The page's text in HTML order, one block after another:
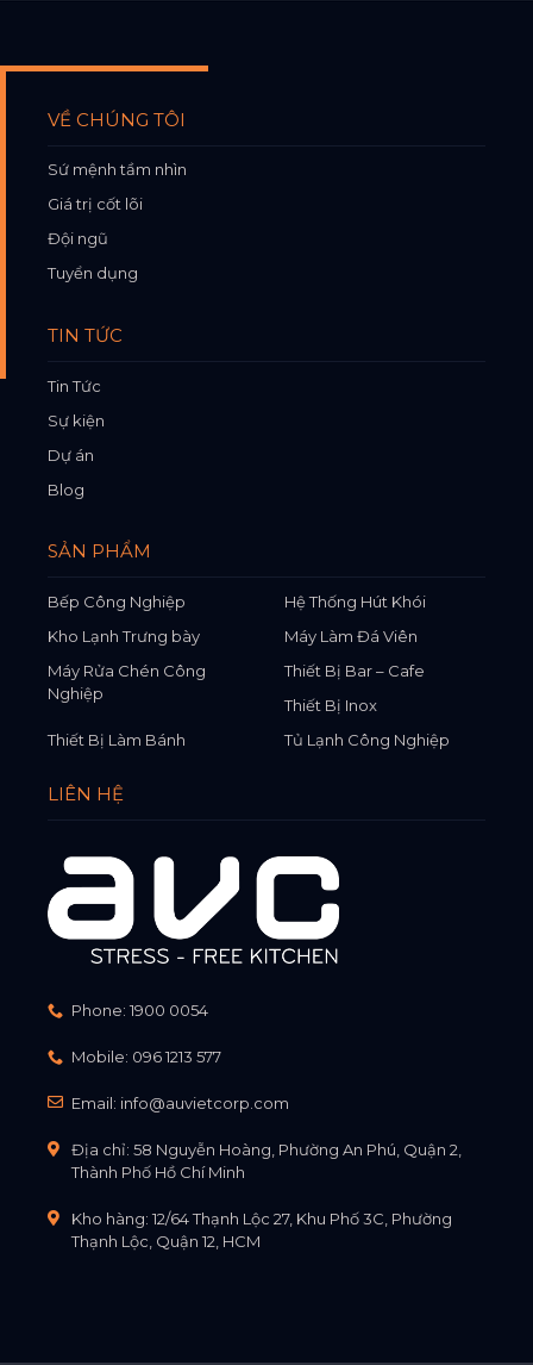
VỀ CHÚNG TÔI
Sứ mệnh tầm nhìn
Giá trị cốt lõi
Đội ngũ
Tuyển dụng
TIN TỨC
Tin Tức
Sự kiện
Dự án
Blog
SẢN PHẨM
Bếp Công Nghiệp
Hệ Thống Hút Khói
Kho Lạnh Trưng bày
Máy Làm Đá Viên
Máy Rửa Chén Công
Nghiệp
Thiết Bị Bar – Cafe
Thiết Bị Inox
Thiết Bị Làm Bánh
Tủ Lạnh Công Nghiệp
LIÊN HỆ
Phone: 1900 0054
Mobile: 096 1213 577
Email: info@auvietcorp.com
Địa chỉ: 58 Nguyễn Hoàng, Phường An Phú, Quận 2,
Thành Phố Hồ Chí Minh
Kho hàng: 12/64 Thạnh Lộc 27, Khu Phố 3C, Phường
Thạnh Lộc, Quận 12, HCM